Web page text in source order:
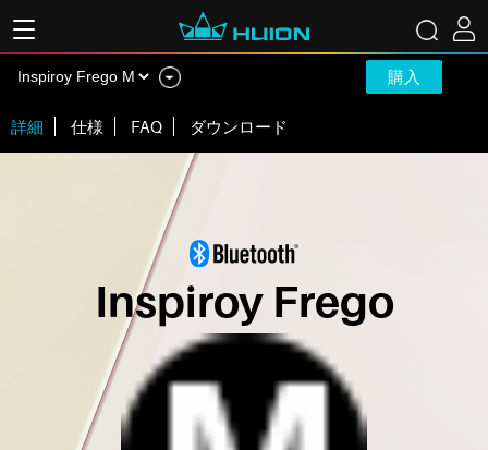
購入
詳細 仕様 FAQ ダウンロード
Inspiroy Frego